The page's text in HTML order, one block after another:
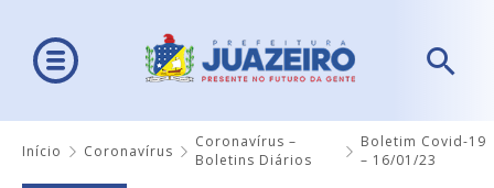
Início Coronavírus
Coronavírus –
Boletins Diários
Boletim Covid-19
– 16/01/23